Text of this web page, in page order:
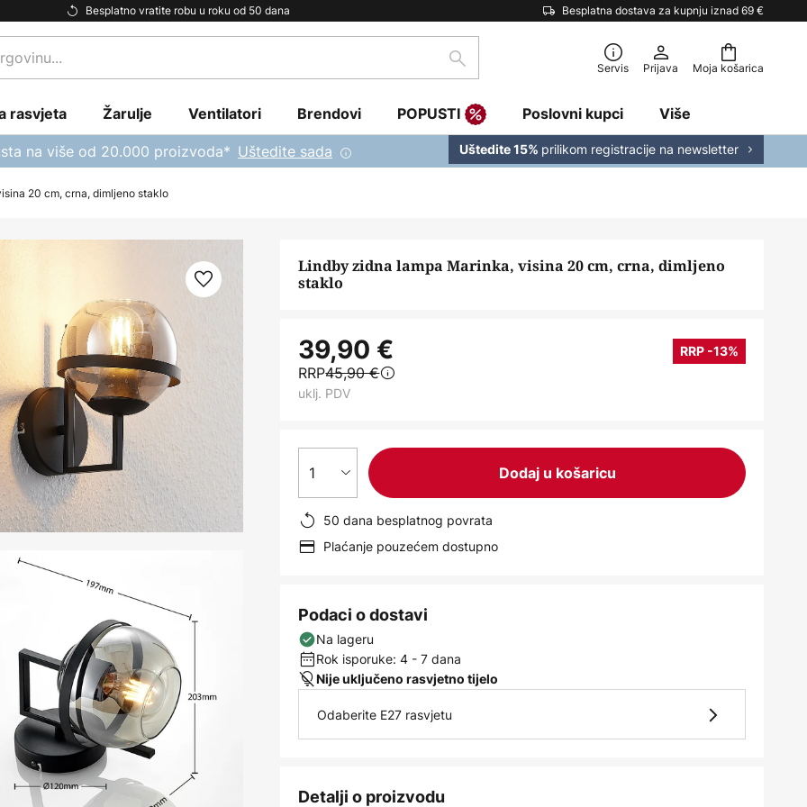
Besplatno vratite robu u roku od 50 dana Besplatna dostava za kupnju iznad 69 €
Moja košarica
traži Servis Prijava
rasvjeta Žarulje Ventilatori Brendovi POPUSTI Poslovni kupci Više
na više od 20.000 proizvoda* Uštedite sada Uštedite 15% prilikom registracije na newsletter
20 cm, crna, dimljeno staklo
Lindby zidna lampa Marinka, visina 20 cm, crna, dimljeno
staklo
39,90 € RRP -13%
RRP45,90 €
uklj. PDV
1 Dodaj u košaricu
50 dana besplatnog povrata
Plaćanje pouzećem dostupno
Podaci o dostavi
Na lageru
Rok isporuke: 4 - 7 dana
Nije uključeno rasvjetno tijelo
Odaberite E27 rasvjetu
Detalji o proizvodu